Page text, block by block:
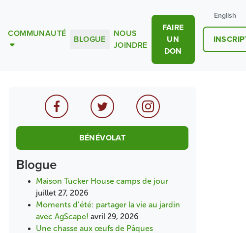
English
COMMUNAUTÉ
BLOGUE
NOUS
JOINDRE
FAIRE
UN
DON
BÉNÉVOLAT
Blogue
Maison Tucker House camps de jour
juillet 27, 2026
Moments d’été: partager la vie au jardin
avec AgScape! avril 29, 2026
Une chasse aux œufs de Pâques